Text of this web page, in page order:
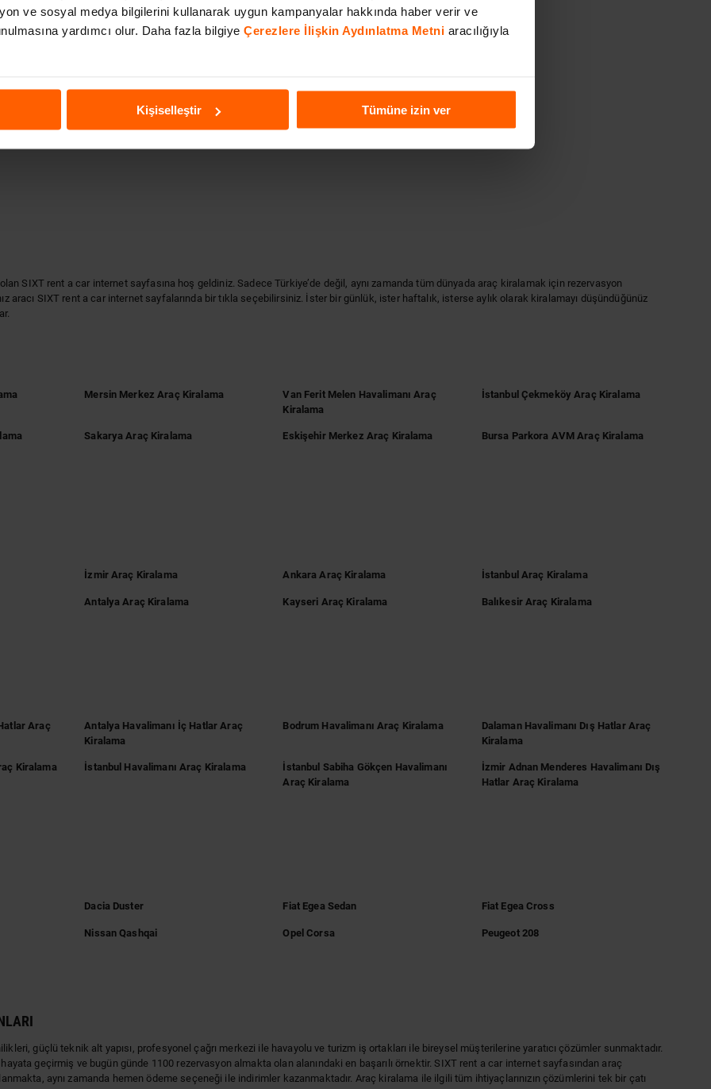
ve sosyal medya bilgilerini kullanarak uygun kampanyalar hakkında haber verir ve
yardımcı olur. Daha fazla bilgiye Çerezlere İlişkin Aydınlatma Metni aracılığıyla
Kişiselleştir Tümüne izin ver
SIXT RENT A CAR ÇAĞRI MERKEZI
SIXT rent a car internet sayfasına hoş geldiniz. Sadece Türkiye’de değil, aynı zamanda tüm dünyada araç kiralamak için rezervasyon
aracı SIXT rent a car internet sayfalarında bir tıkla seçebilirsiniz. İster bir günlük, ister haftalık, isterse aylık olarak kiralamayı düşündüğünüz
Mersin Merkez Araç Kiralama
Van Ferit Melen Havalimanı Araç
Kiralama
İstanbul Çekmeköy Araç Kiralama
Sakarya Araç Kiralama Eskişehir Merkez Araç Kiralama Bursa Parkora AVM Araç Kiralama
İzmir Araç Kiralama Ankara Araç Kiralama İstanbul Araç Kiralama
Antalya Araç Kiralama Kayseri Araç Kiralama Balıkesir Araç Kiralama
Araç
Antalya Havalimanı İç Hatlar Araç
Kiralama
Bodrum Havalimanı Araç Kiralama
Dalaman Havalimanı Dış Hatlar Araç
Kiralama
Kiralama İstanbul Havalimanı Araç Kiralama
İstanbul Sabiha Gökçen Havalimanı
Araç Kiralama
İzmir Adnan Menderes Havalimanı Dış
Hatlar Araç Kiralama
Dacia Duster Fiat Egea Sedan Fiat Egea Cross
Nissan Qashqai Opel Corsa Peugeot 208
güçlü teknik alt yapısı, profesyonel çağrı merkezi ile havayolu ve turizm iş ortakları ile bireysel müşterilerine yaratıcı çözümler sunmaktadır.
geçirmiş ve bugün günde 1100 rezervasyon almakta olan alanındaki en başarılı örnektir. SIXT rent a car internet sayfasından araç
aynı zamanda hemen ödeme seçeneği ile indirimler kazanmaktadır. Araç kiralama ile ilgili tüm ihtiyaçlarınızın çözümlerini tek bir çatı